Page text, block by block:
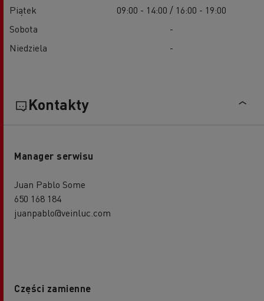
Piątek
09:00 - 14:00 / 16:00 - 19:00
Sobota
-
Niedziela
-
Kontakty
Manager serwisu
Juan Pablo Some
650 168 184
juanpablo@veinluc.com
Części zamienne